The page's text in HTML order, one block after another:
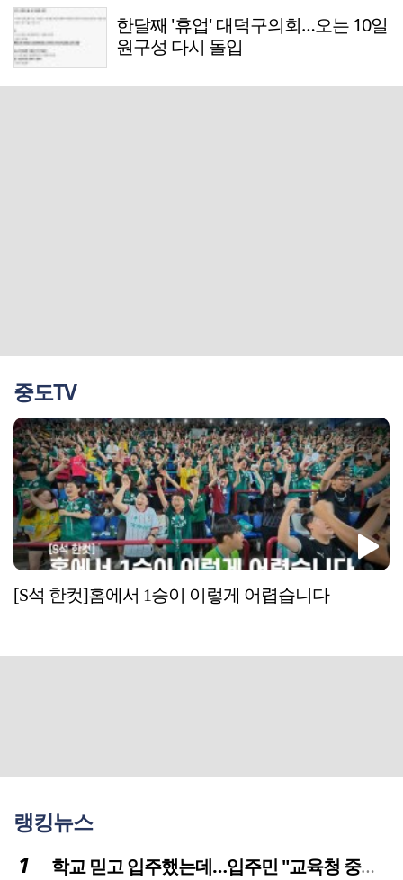
한달째 '휴업' 대덕구의회…오는 10일
원구성 다시 돌입
중도TV
[S석 한컷]홈에서 1승이 이렇게 어렵습니다
랭킹뉴스
학교 믿고 입주했는데…입주민 "교육청 중재 나서라"